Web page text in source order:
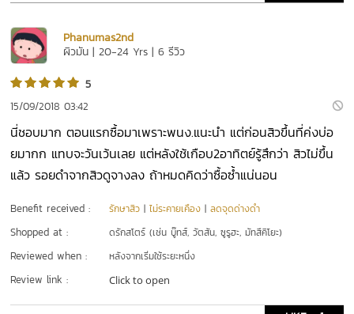
Phanumas2nd
ผิวมัน | 20-24 Yrs | 6 รีวิว
5
15/09/2018 03:42
นี่ชอบมาก ตอนแรกซื้อมาเพราะพนง.แนะนำ แต่ก่อนสิวขึ้นที่ค่งบ่อ
ยมากก แทบจะวันเว้นเลย แต่หลังใช้เกือบ2อาทิตย์รู้สึกว่า สิวไม่ขึ้น
แล้ว รอยดำจากสิวดูจางลง ถ้าหมดคิดว่าซื้อซ้ำแน่นอน
Benefit received : รักษาสิว |ไม่ระคายเคือง |ลดจุดด่างดำ
Shopped at : ดรักสโตร์ (เช่น บู๊ทส์, วัตสัน, ซูรูฮะ, มัทสึคิโยะ)
Reviewed when : หลังจากเริ่มใช้ระยะหนึ่ง
Review link : Click to open